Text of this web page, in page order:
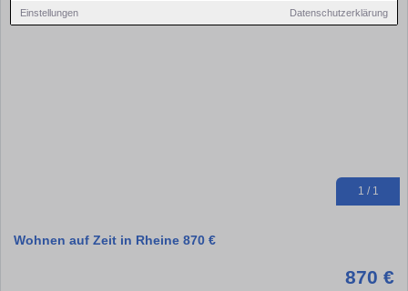
Einstellungen Datenschutzerklärung
1 / 1
Wohnen auf Zeit in Rheine 870 €
870 €